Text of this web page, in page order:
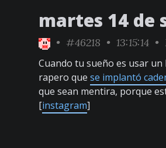
martes 14 de
• #46218 • 13:15:14 •
Cuando tu sueño es usar
rapero que se implantó
que sean mentira, porque
[instagram]